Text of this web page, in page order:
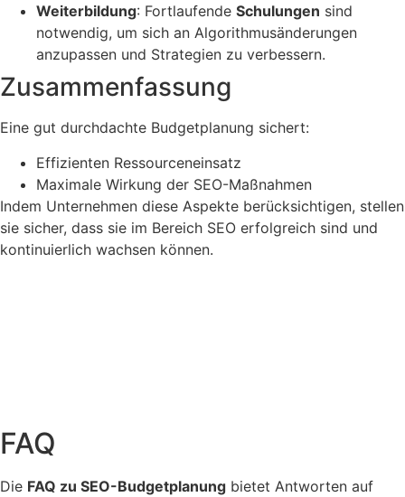
Weiterbildung: Fortlaufende Schulungen sind
notwendig, um sich an Algorithmusänderungen
anzupassen und Strategien zu verbessern.
Zusammenfassung
Eine gut durchdachte Budgetplanung sichert:
Effizienten Ressourceneinsatz
Maximale Wirkung der SEO-Maßnahmen
Indem Unternehmen diese Aspekte berücksichtigen, stellen
sie sicher, dass sie im Bereich SEO erfolgreich sind und
kontinuierlich wachsen können.
FAQ
Die FAQ zu SEO-Budgetplanung bietet Antworten auf